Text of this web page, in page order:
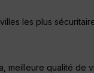
villes les plus
meilleure qualité de